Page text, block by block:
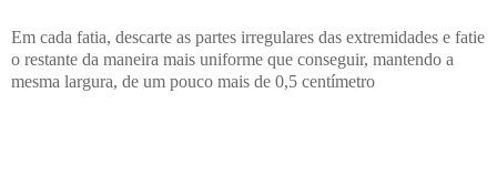
Em cada fatia, descarte as partes irregulares das extremidades e fatie
o restante da maneira mais uniforme que conseguir, mantendo a
mesma largura, de um pouco mais de 0,5 centímetro